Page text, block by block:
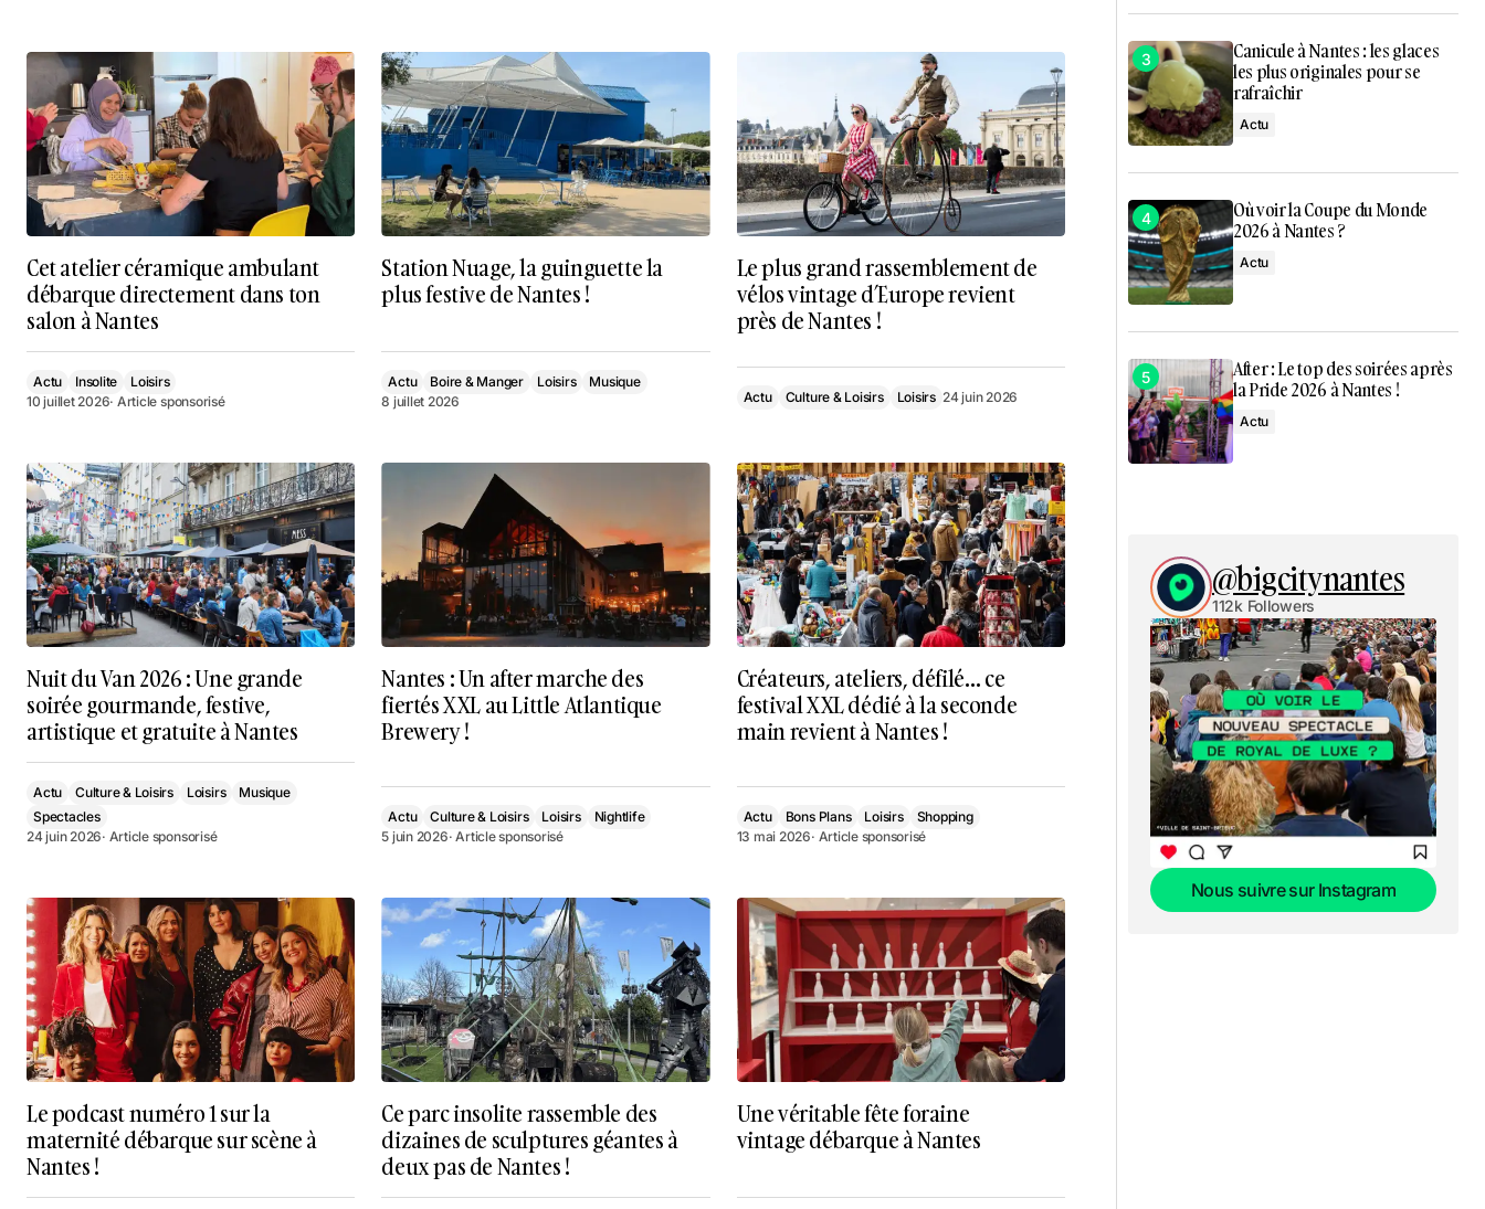
Cet atelier céramique ambulant
débarque directement dans ton
salon à Nantes
Actu Insolite
Loisirs
10 juillet 2026· Article sponsorisé
Station Nuage, la guinguette la
plus festive de Nantes !
Actu Boire & Manger Loisirs
Musique
8 juillet 2026
Le plus grand rassemblement de
vélos vintage d’Europe revient
près de Nantes !
Actu Culture & Loisirs Loisirs 24 juin 2026
Nuit du Van 2026 : Une grande
soirée gourmande, festive,
artistique et gratuite à Nantes
Actu Culture & Loisirs Loisirs
Musique
Spectacles
24 juin 2026· Article sponsorisé
Nantes : Un after marche des
fiertés XXL au Little Atlantique
Brewery !
Actu Culture & Loisirs Loisirs
Nightlife
5 juin 2026· Article sponsorisé
Créateurs, ateliers, défilé… ce
festival XXL dédié à la seconde
main revient à Nantes !
Actu Bons Plans Loisirs
Shopping
13 mai 2026· Article sponsorisé
Le podcast numéro 1 sur la
maternité débarque sur scène à
Nantes !
Ce parc insolite rassemble des
dizaines de sculptures géantes à
deux pas de Nantes !
Une véritable fête foraine
vintage débarque à Nantes
Canicule à Nantes : les glaces
les plus originales pour se
rafraîchir
Actu
Où voir la Coupe du Monde
2026 à Nantes ?
Actu
After : Le top des soirées après
la Pride 2026 à Nantes !
Actu
@bigcitynantes
112k Followers
Nous suivre sur Instagram